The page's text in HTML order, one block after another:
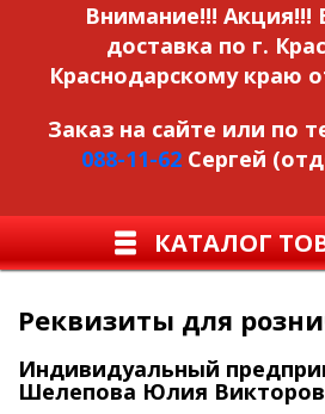
Внимание!!! Акция!!!
доставка по г.
Краснодарскому краю
Заказ на сайте или по
088-11-62 Сергей
КАТАЛОГ
Реквизиты для
Индивидуальный
Шелепова Юлия